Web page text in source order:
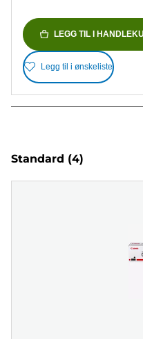
LEGG TIL I
Legg til i ønskeliste
Standard (4)